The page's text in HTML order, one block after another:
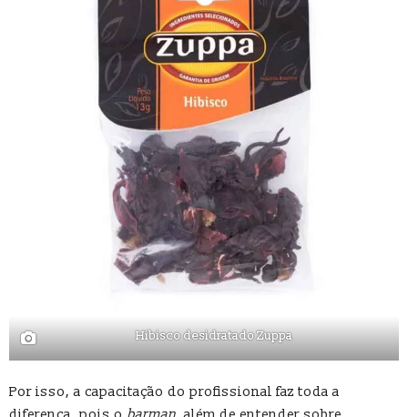
Hibisco desidratado Zuppa
Por isso, a capacitação do profissional faz toda a